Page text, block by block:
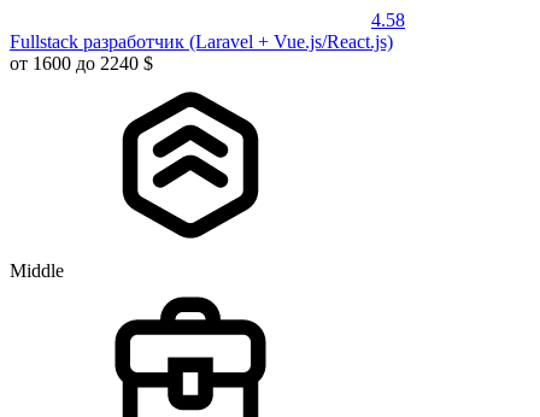
4.58
Fullstack разработчик (Laravel + Vue.js/React.js)
от 1600 до 2240 $
Middle